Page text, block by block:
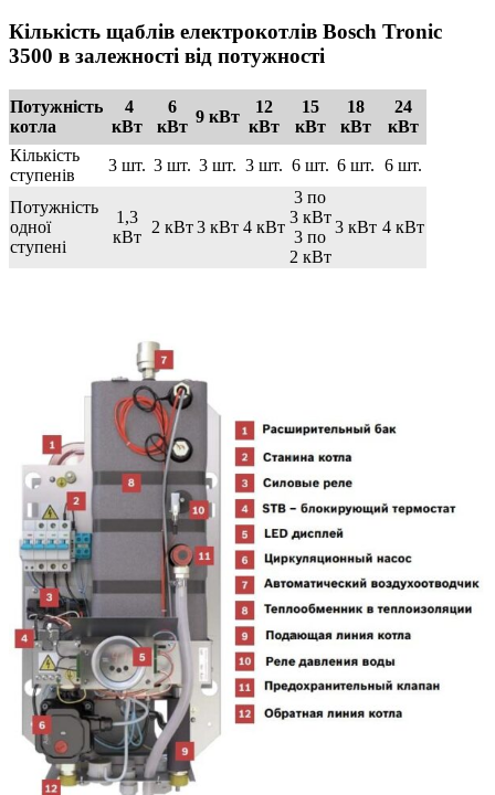
Кількість щаблів електрокотлів Bosch Tronic
3500 в залежності від потужності
Потужність
котла
4
кВт
6
кВт
9 кВт
12
кВт
15
кВт
18
кВт
24
кВт
Кількість
ступенів
3 шт. 3 шт. 3 шт. 3 шт. 6 шт. 6 шт. 6 шт.
Потужність
одної
ступені
1,3
кВт
2 кВт 3 кВт 4 кВт
3 по
3 кВт
3 по
2 кВт
3 кВт 4 кВт